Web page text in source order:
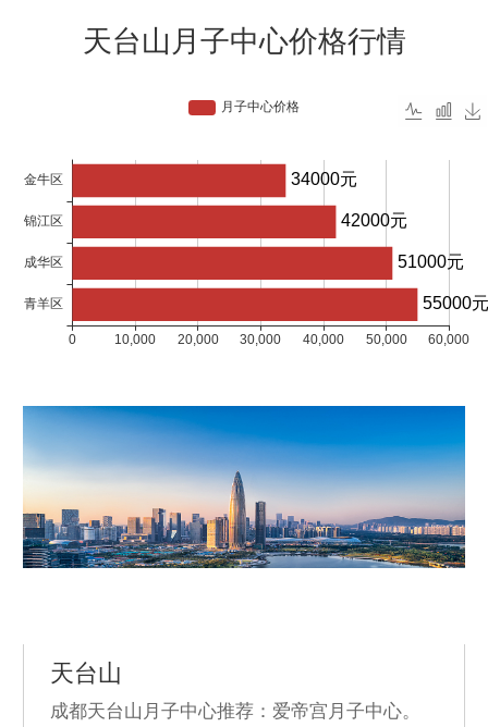
天台山月子中心价格行情
青羊区
成华区
锦江区
金牛区
0 10,000 20,000 30,000 40,000 50,000 60,000
55000
51000元
42000元
34000元
月子中心价格
天台山
成都天台山月子中心推荐：爱帝宫月子中心。